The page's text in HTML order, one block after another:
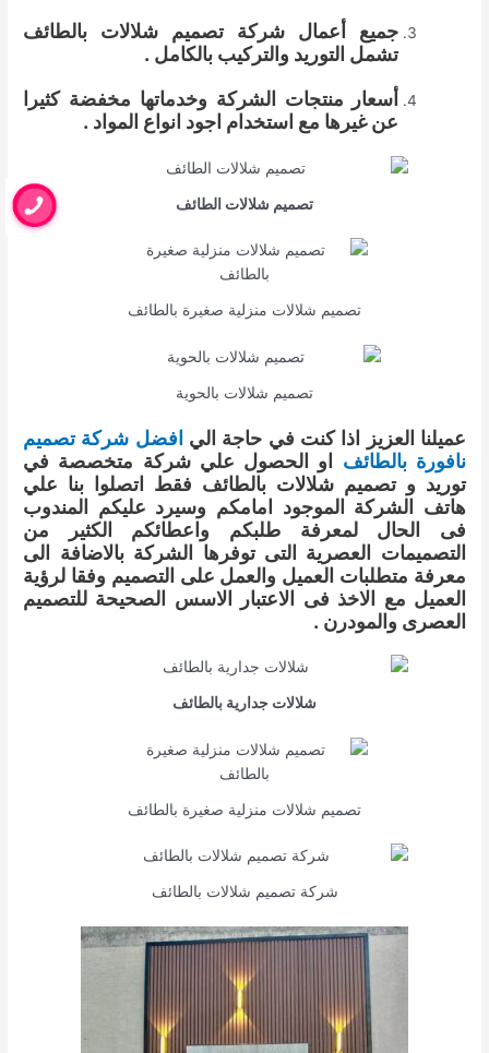
جميع أعمال شركة تصميم شلالات بالطائف
تشمل التوريد والتركيب بالكامل .
أسعار منتجات الشركة وخدماتها مخفضة كثيرا
عن غيرها مع استخدام اجود انواع المواد .
تصميم شلالات الطائف
تصميم شلالات منزلية صغيرة بالطائف
تصميم شلالات بالحوية
عميلنا العزيز اذا كنت في حاجة الي افضل شركة تصميم
نافورة بالطائف او الحصول علي شركة متخصصة في
توريد و تصميم شلالات بالطائف فقط اتصلوا بنا علي
هاتف الشركة الموجود امامكم وسيرد عليكم المندوب
فى الحال لمعرفة طلبكم واعطائكم الكثير من
التصميمات العصرية التى توفرها الشركة بالاضافة الى
معرفة متطلبات العميل والعمل على التصميم وفقا لرؤية
العميل مع الاخذ فى الاعتبار الاسس الصحيحة للتصميم
العصرى والمودرن .
شلالات جدارية بالطائف
تصميم شلالات منزلية صغيرة بالطائف
شركة تصميم شلالات بالطائف